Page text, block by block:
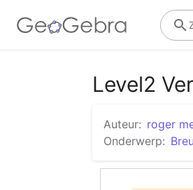
Level2
Auteur: roger
Onderwerp: